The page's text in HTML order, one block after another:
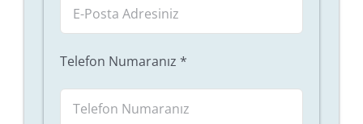
Telefon Numaranız *